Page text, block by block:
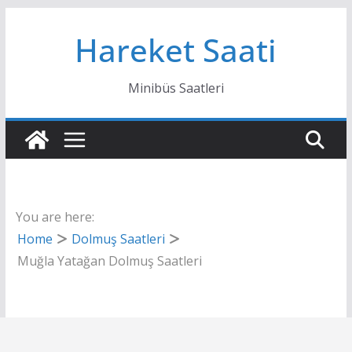
Hareket Saati
Minibüs Saatleri
You are here:
Home
Dolmuş Saatleri
Muğla Yatağan Dolmuş Saatleri